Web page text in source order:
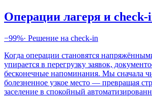
Операции лагеря и check-
−99%· Решение на check-in
Когда операции становятся
упирается в перегрузку заявок,
бесконечные напоминания. Мы сначала
болезненное узкое место — превращая
заселение в спокойный